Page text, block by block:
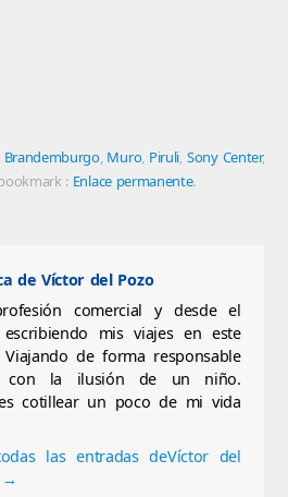
Brandemburgo, Muro, Piruli, Sony Center,
: Enlace permanente.
de Víctor del Pozo
comercial y desde el
escribiendo mis viajes en este
de forma responsable
con la ilusión de un niño.
cotillear un poco de mi vida
las entradas deVíctor del
→